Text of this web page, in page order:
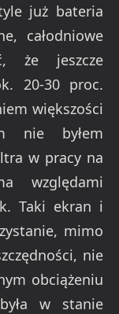
już bateria
całodniowe
że jeszcze
20-30 proc.
większości
nie byłem
w pracy na
względami
Taki ekran i
mimo
nie
obciążeniu
w stanie